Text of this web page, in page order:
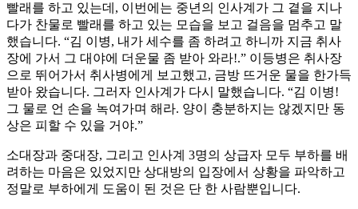
빨래를 하고 있는데, 이번에는 중년의 인사계가 그 곁을 지나
다가 찬물로 빨래를 하고 있는 모습을 보고 걸음을 멈추고 말
했습니다. “김 이병, 내가 세수를 좀 하려고 하니까 지금 취사
장에 가서 그 대야에 더운물 좀 받아 와라!.” 이등병은 취사장
으로 뛰어가서 취사병에게 보고했고, 금방 뜨거운 물을 한가득
받아 왔습니다. 그러자 인사계가 다시 말했습니다. “김 이병!
그 물로 언 손을 녹여가며 해라. 양이 충분하지는 않겠지만 동
상은 피할 수 있을 거야.”
소대장과 중대장, 그리고 인사계 3명의 상급자 모두 부하를 배
려하는 마음은 있었지만 상대방의 입장에서 상황을 파악하고
정말로 부하에게 도움이 된 것은 단 한 사람뿐입니다.